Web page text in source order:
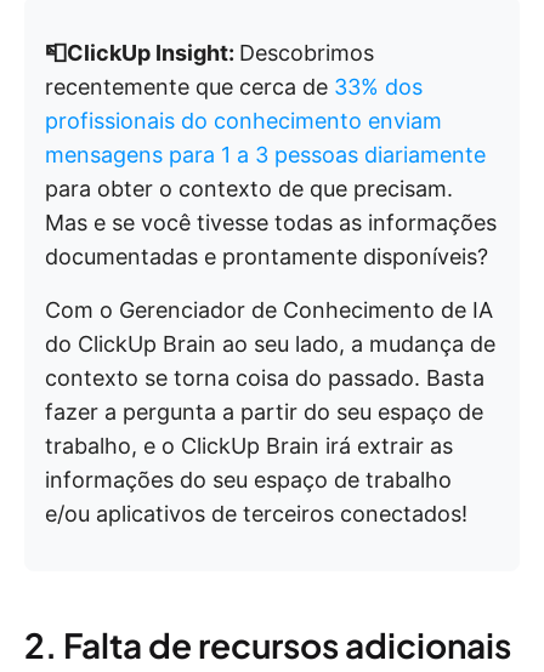
📮ClickUp Insight: Descobrimos
recentemente que cerca de 33% dos
profissionais do conhecimento enviam
mensagens para 1 a 3 pessoas diariamente
para obter o contexto de que precisam.
Mas e se você tivesse todas as informações
documentadas e prontamente disponíveis?
Com o Gerenciador de Conhecimento de IA
do ClickUp Brain ao seu lado, a mudança de
contexto se torna coisa do passado. Basta
fazer a pergunta a partir do seu espaço de
trabalho, e o ClickUp Brain irá extrair as
informações do seu espaço de trabalho
e/ou aplicativos de terceiros conectados!
2. Falta de recursos adicionais